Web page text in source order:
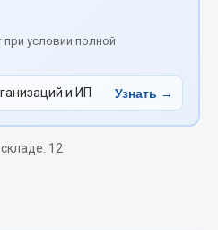
условии полной
и ИП Узнать →
12